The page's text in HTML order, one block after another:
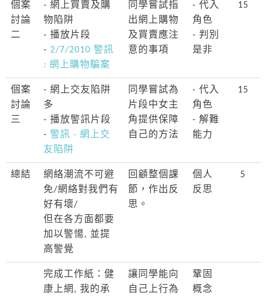
個案
討論
二
- 網上買賣及購
物陷阱
- 播放片段
- 2/7/2010 警訊
: 網上購物騙案
同學嘗試指
出網上購物
及買賣應注
意的事項
- 代入
角色
- 判別
是非
15
個案
討論
三
- 網上交友陷阱
多
- 播放警訊片段
- 警訊 - 網上交
友陷阱
同學嘗試為
片段中女主
角提供保障
自己的方法
- 代入
角色
- 解難
能力
15
總結
網絡潮流不可避
免/網絡對我們有
好有壞/
但在各方面都要
加以警愓, 並提
高警覺
回顧整個課
節，作出反
思。
個人
反思
5
完成工作紙：健
康上網, 我的承
讓同學能向
自己上行為
鞏固
概念